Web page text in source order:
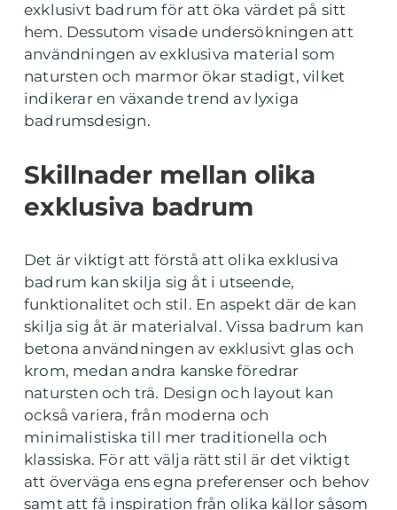
exklusivt badrum för att öka värdet på sitt
hem. Dessutom visade undersökningen att
användningen av exklusiva material som
natursten och marmor ökar stadigt, vilket
indikerar en växande trend av lyxiga
badrumsdesign.
Skillnader mellan olika
exklusiva badrum
Det är viktigt att förstå att olika exklusiva
badrum kan skilja sig åt i utseende,
funktionalitet och stil. En aspekt där de kan
skilja sig åt är materialval. Vissa badrum kan
betona användningen av exklusivt glas och
krom, medan andra kanske föredrar
natursten och trä. Design och layout kan
också variera, från moderna och
minimalistiska till mer traditionella och
klassiska. För att välja rätt stil är det viktigt
att överväga ens egna preferenser och behov
samt att få inspiration från olika källor såsom